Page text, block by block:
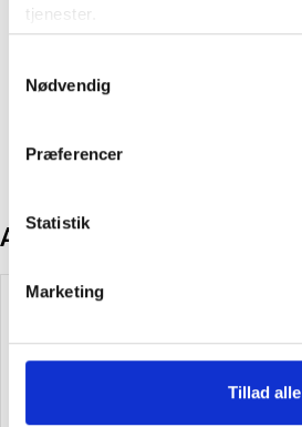
tjenester.
Nødvendig
Præferencer
Statistik
Marketing
Tillad alle
På lager:
Producent:
Andre kunder købte også